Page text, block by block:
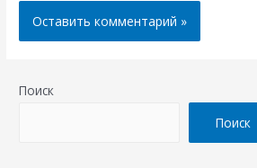
Поиск
Поиск